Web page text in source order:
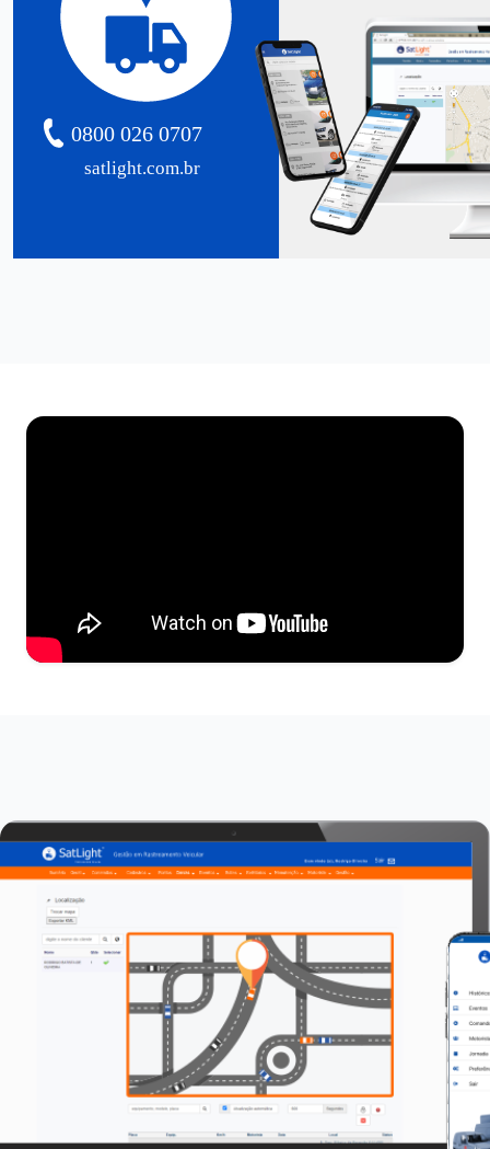
satlight.com.br
0800 026 0707